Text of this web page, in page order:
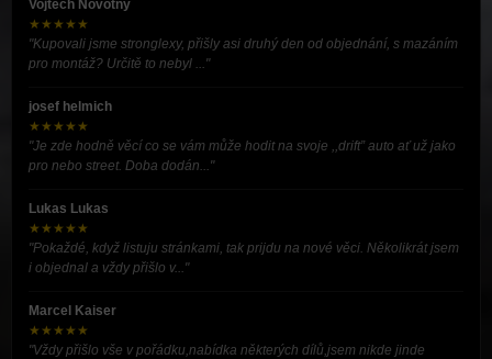
Vojtěch Novotný
★★★★★
"Kupovali jsme stronglexy, přišly asi druhý den od objednání, s mazáním
pro montáž? Určitě to nebyl ..."
josef helmich
★★★★★
"Je zde hodně věcí co se vám může hodit na svoje ,,drift” auto ať už jako
pro nebo street. Doba dodán..."
Lukas Lukas
★★★★★
"Pokaždé, když listuju stránkami, tak prijdu na nové věci. Několikrát jsem
i objednal a vždy přišlo v..."
Marcel Kaiser
★★★★★
"Vždy přišlo vše v pořádku,nabídka některých dílů,jsem nikde jinde